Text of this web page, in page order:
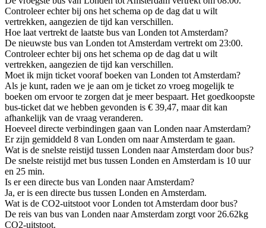
Controleer echter bij ons het schema op de dag dat u wilt
vertrekken, aangezien de tijd kan verschillen.
Hoe laat vertrekt de laatste bus van Londen tot Amsterdam?
De nieuwste bus van Londen tot Amsterdam vertrekt om 23:00.
Controleer echter bij ons het schema op de dag dat u wilt
vertrekken, aangezien de tijd kan verschillen.
Moet ik mijn ticket vooraf boeken van Londen tot Amsterdam?
Als je kunt, raden we je aan om je ticket zo vroeg mogelijk te
boeken om ervoor te zorgen dat je meer bespaart. Het goedkoopste
bus-ticket dat we hebben gevonden is € 39,47, maar dit kan
afhankelijk van de vraag veranderen.
Hoeveel directe verbindingen gaan van Londen naar Amsterdam?
Er zijn gemiddeld 8 van Londen om naar Amsterdam te gaan.
Wat is de snelste reistijd tussen Londen naar Amsterdam door bus?
De snelste reistijd met bus tussen Londen en Amsterdam is 10 uur
en 25 min.
Is er een directe bus van Londen naar Amsterdam?
Ja, er is een directe bus tussen Londen en Amsterdam.
Wat is de CO2-uitstoot voor Londen tot Amsterdam door bus?
De reis van bus van Londen naar Amsterdam zorgt voor 26.62kg
CO2-uitstoot.